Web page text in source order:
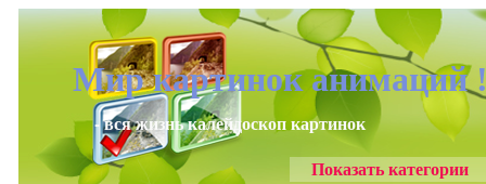
Мир картинок анимаций
- вся жизнь калейдоскоп картинок
Показать категории